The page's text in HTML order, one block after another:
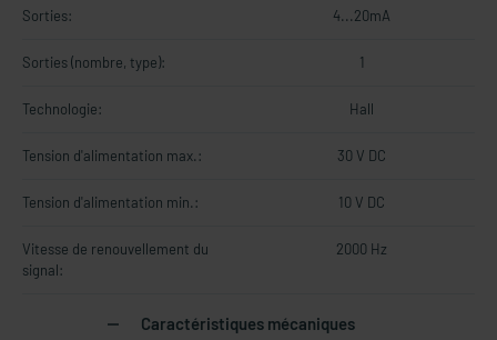
Sorties: 4...20mA
Sorties (nombre, type): 1
Technologie: Hall
Tension d'alimentation max.: 30 V DC
Tension d'alimentation min.: 10 V DC
Vitesse de renouvellement du
signal:
2000 Hz
Caractéristiques mécaniques